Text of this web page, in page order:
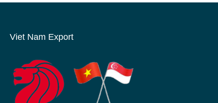
Viet Nam Export